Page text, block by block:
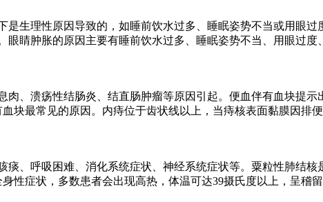
是生理性原因导致的，如睡前饮水过多、睡眠姿势不当或用眼
眼睛肿胀的原因主要有睡前饮水过多、睡眠姿势不当、用眼过
肉、溃疡性结肠炎、结直肠肿瘤等原因引起。便血伴有血块提
块最常见的原因。内痔位于齿状线以上，当痔核表面黏膜因
痰、呼吸困难、消化系统症状、神经系统症状等。粟粒性肺结
性症状，多数患者会出现高热，体温可达39摄氏度以上，呈